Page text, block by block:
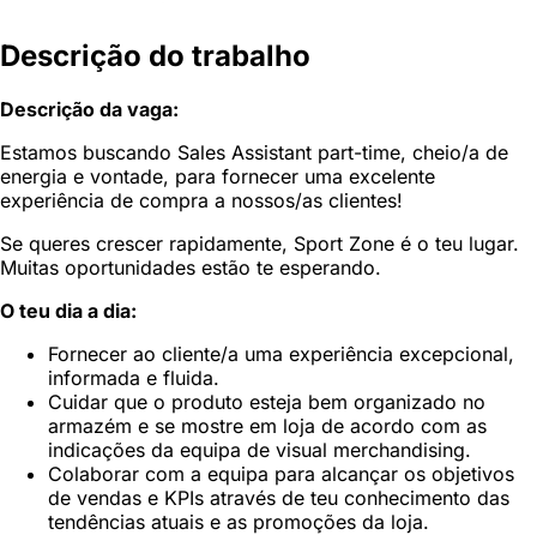
Descrição do trabalho
Descrição da vaga:
Estamos buscando Sales Assistant part-time, cheio/a de
energia e vontade, para fornecer uma excelente
experiência de compra a nossos/as clientes!
Se queres crescer rapidamente, Sport Zone é o teu lugar.
Muitas oportunidades estão te esperando.
O teu dia a dia:
Fornecer ao cliente/a uma experiência excepcional,
informada e fluida.
Cuidar que o produto esteja bem organizado no
armazém e se mostre em loja de acordo com as
indicações da equipa de visual merchandising.
Colaborar com a equipa para alcançar os objetivos
de vendas e KPIs através de teu conhecimento das
tendências atuais e as promoções da loja.